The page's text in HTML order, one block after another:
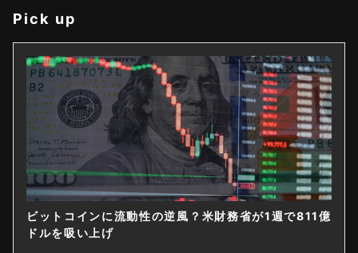
Pick up
ビットコインに流動性の逆風？米財務省が1週で811億
ドルを吸い上げ